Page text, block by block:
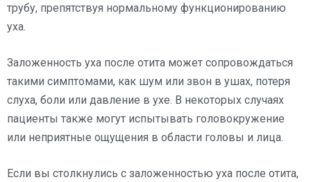
трубу, препятствуя нормальному функционированию
уха.
Заложенность уха после отита может сопровождаться
такими симптомами, как шум или звон в ушах, потеря
слуха, боли или давление в ухе. В некоторых случаях
пациенты также могут испытывать головокружение
или неприятные ощущения в области головы и лица.
Если вы столкнулись с заложенностью уха после отита,